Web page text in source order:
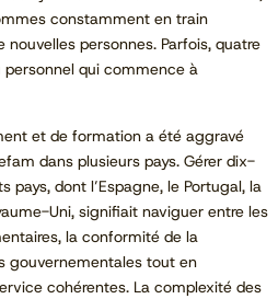
constamment en train
personnes. Parfois, quatre
personnel qui commence à
et de formation a été aggravé
dans plusieurs pays. Gérer dix-
pays, dont l’Espagne, le Portugal, la
Uni, signifiait naviguer entre les
la conformité de la
gouvernementales tout en
cohérentes. La complexité des